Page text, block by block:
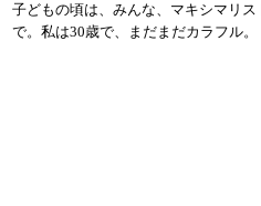
子どもの頃は、みんな、マキシマリ
で。私は30歳で、まだまだカラフル。